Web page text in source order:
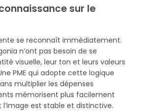
sur le
se reconnaît immédiatement.
n’ont pas besoin de se
visuelle, leur ton et leurs valeurs
PME qui adopte cette logique
multiplier les dépenses
mémorisent plus facilement
est stable et distinctive.